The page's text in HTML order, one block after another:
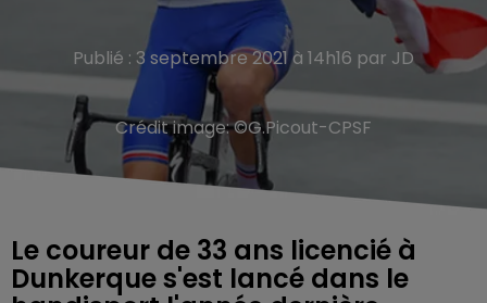
Publié : 3 septembre 2021 à 14h16 par JD
Crédit image:©G.Picout-CPSF
Le coureur de 33 ans licencié à
Dunkerque s'est lancé dans le